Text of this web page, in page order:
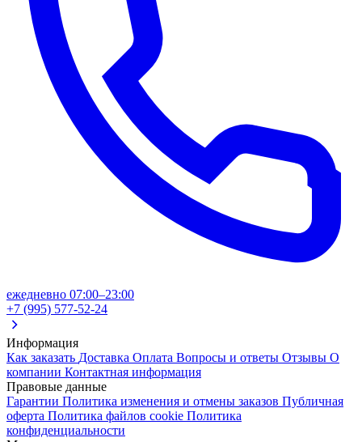
ежедневно 07:00–23:00
+7 (995) 577-52-24
Информация
Как заказать Доставка Оплата Вопросы и ответы Отзывы О
компании Контактная информация
Правовые данные
Гарантии Политика изменения и отмены заказов Публичная
оферта Политика файлов cookie Политика
конфиденциальности